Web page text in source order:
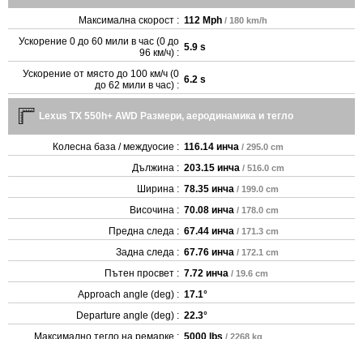
Максимална скорост : 112 Mph / 180 km/h
Ускорение 0 до 60 мили в час (0 до
96 км/ч) : 5.9 s
Ускорение от място до 100 км/ч (0
до 62 мили в час) : 6.2 s
Lexus TX 550h+ AWD Размери, аеродинамика и тегло
Колесна база / междуосие : 116.14 инча / 295.0 cm
Дължина : 203.15 инча / 516.0 cm
Ширина : 78.35 инча / 199.0 cm
Височина : 70.08 инча / 178.0 cm
Предна следа : 67.44 инча / 171.3 cm
Задна следа : 67.76 инча / 172.1 cm
Пътен просвет : 7.72 инча / 19.6 cm
Approach angle (deg) : 17.1°
Departure angle (deg) : 22.3°
Максимално тегло на ремарке : 5000 lbs / 2268 kg